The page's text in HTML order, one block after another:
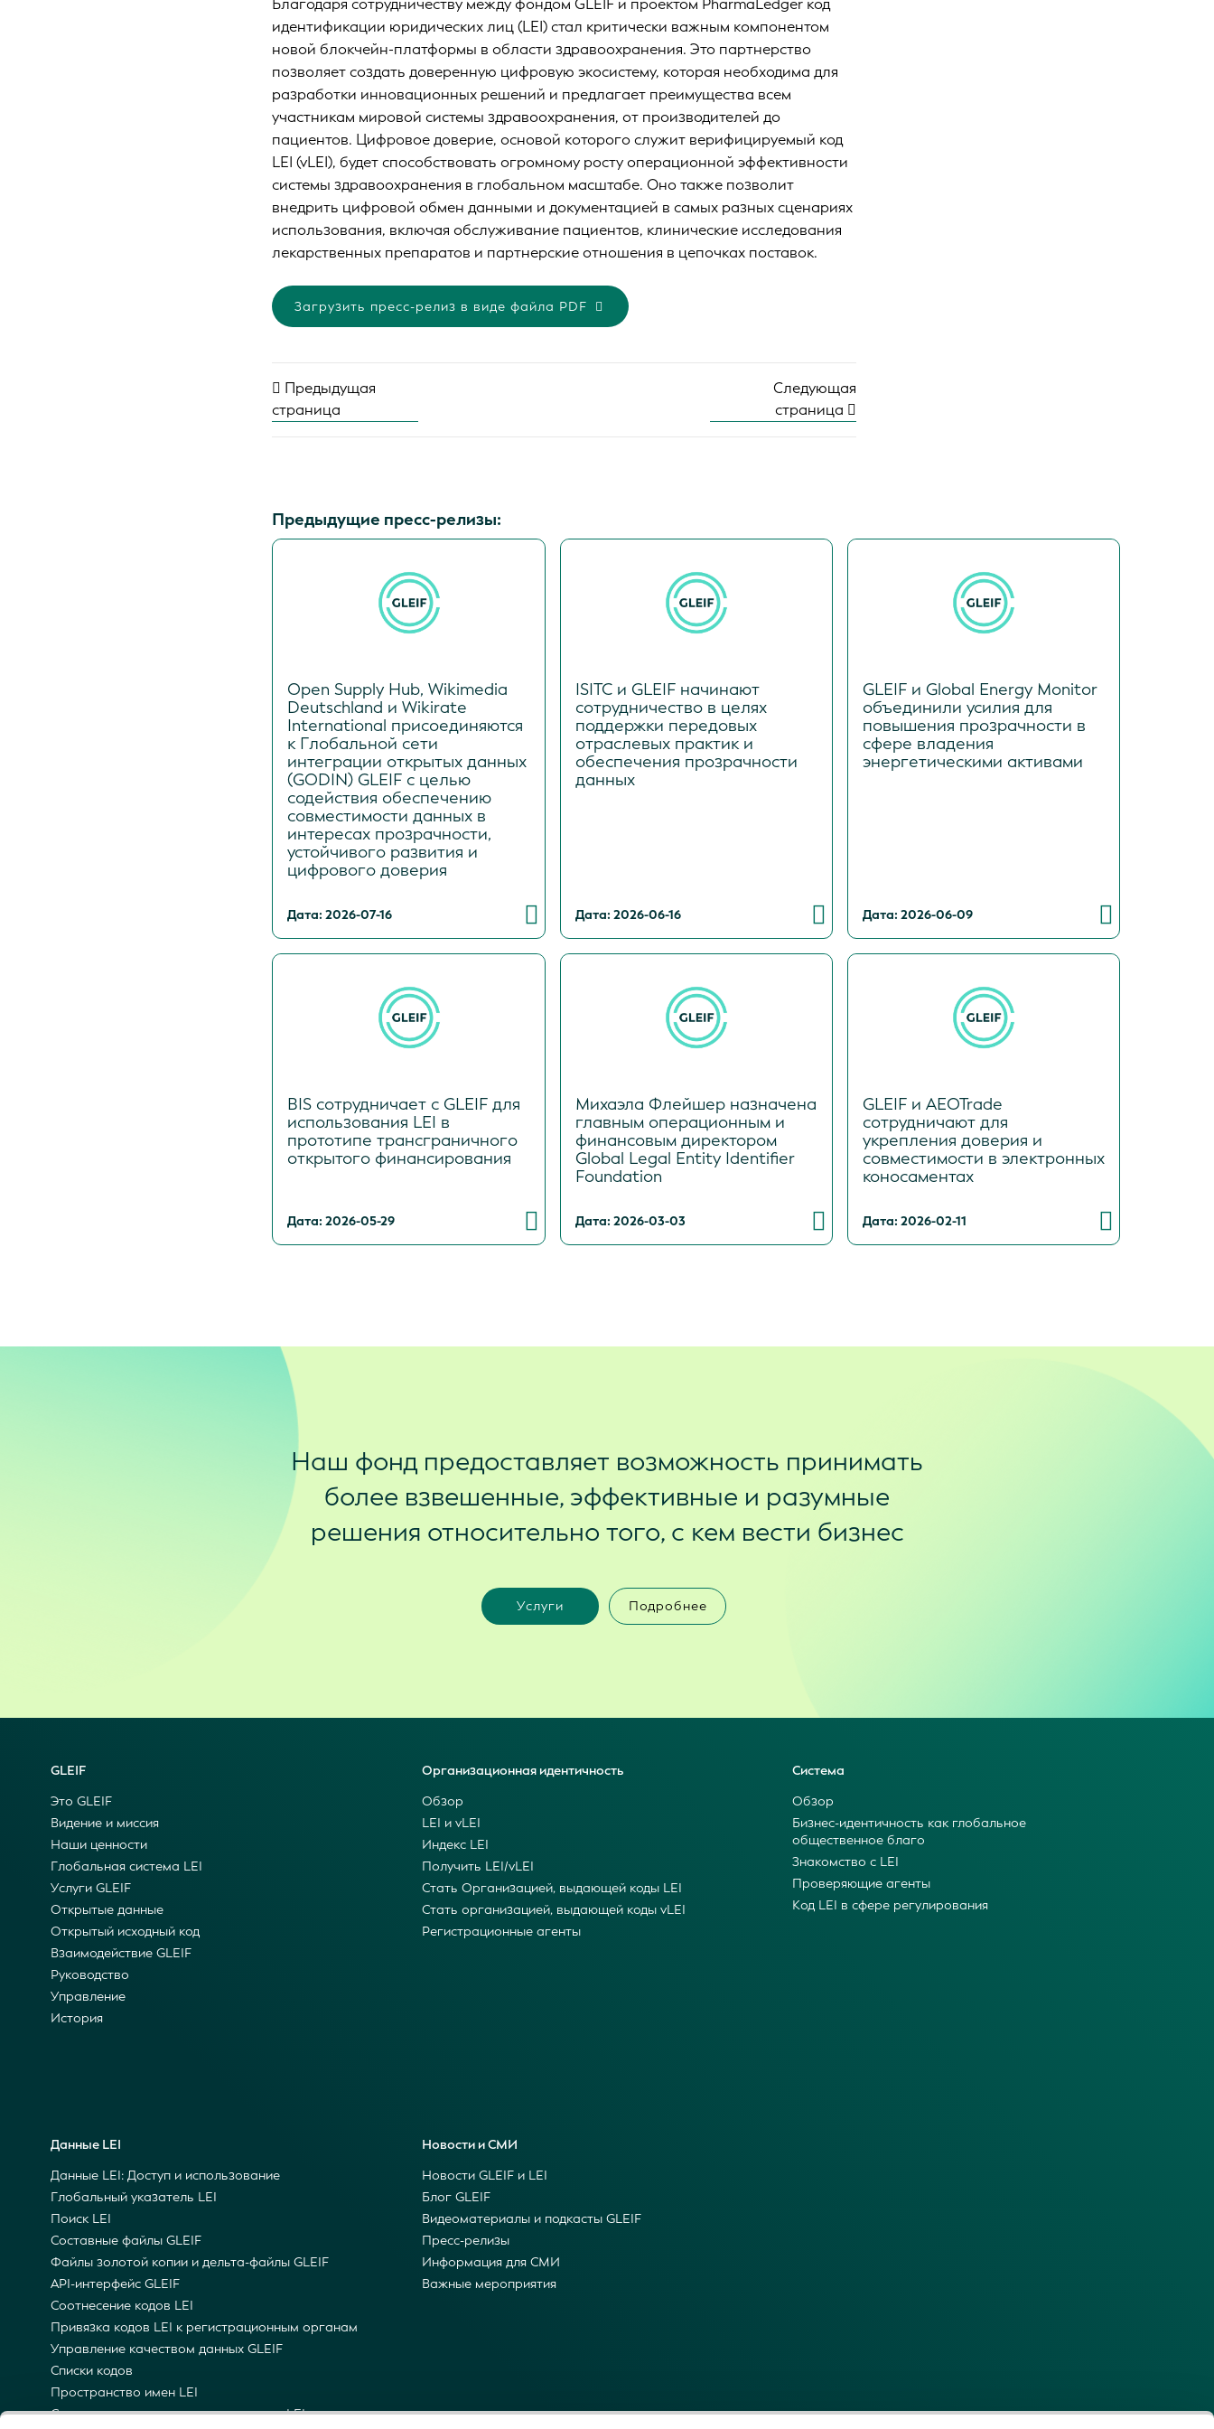
Благодаря сотрудничеству между фондом GLEIF и проектом PharmaLedger код
идентификации юридических лиц (LEI) стал критически важным компонентом
новой блокчейн-платформы в области здравоохранения. Это партнерство
позволяет создать доверенную цифровую экосистему, которая необходима для
разработки инновационных решений и предлагает преимущества всем
участникам мировой системы здравоохранения, от производителей до
пациентов. Цифровое доверие, основой которого служит верифицируемый код
LEI (vLEI), будет способствовать огромному росту операционной эффективности
системы здравоохранения в глобальном масштабе. Оно также позволит
внедрить цифровой обмен данными и документацией в самых разных сценариях
использования, включая обслуживание пациентов, клинические исследования
лекарственных препаратов и партнерские отношения в цепочках поставок.
Загрузить пресс-релиз в виде файла PDF
Предыдущая
страница
Следующая
страница
Предыдущие пресс-релизы:
Open Supply Hub, Wikimedia
Deutschland и Wikirate
International присоединяются
к Глобальной сети
интеграции открытых данных
(GODIN) GLEIF с целью
содействия обеспечению
совместимости данных в
интересах прозрачности,
устойчивого развития и
цифрового доверия
Дата: 2026-07-16
ISITC и GLEIF начинают
сотрудничество в целях
поддержки передовых
отраслевых практик и
обеспечения прозрачности
данных
Дата: 2026-06-16
GLEIF и Global Energy Monitor
объединили усилия для
повышения прозрачности в
сфере владения
энергетическими активами
Дата: 2026-06-09
BIS сотрудничает с GLEIF для
использования LEI в
прототипе трансграничного
открытого финансирования
Дата: 2026-05-29
Михаэла Флейшер назначена
главным операционным и
финансовым директором
Global Legal Entity Identifier
Foundation
Дата: 2026-03-03
GLEIF и AEOTrade
сотрудничают для
укрепления доверия и
совместимости в электронных
коносаментах
Дата: 2026-02-11
Наш фонд предоставляет возможность принимать
более взвешенные, эффективные и разумные
решения относительно того, с кем вести бизнес
Услуги Подробнее
GLEIF
Это GLEIF
Видение и миссия
Наши ценности
Глобальная система LEI
Услуги GLEIF
Открытые данные
Открытый исходный код
Взаимодействие GLEIF
Руководство
Управление
История
Организационная идентичность
Обзор
LEI и vLEI
Индекс LEI
Получить LEI/vLEI
Стать Организацией, выдающей коды LEI
Стать организацией, выдающей коды vLEI
Регистрационные агенты
Система
Обзор
Бизнес-идентичность как глобальное
общественное благо
Знакомство с LEI
Проверяющие агенты
Код LEI в сфере регулирования
Данные LEI
Данные LEI: Доступ и использование
Глобальный указатель LEI
Поиск LEI
Составные файлы GLEIF
Файлы золотой копии и дельта-файлы GLEIF
API-интерфейс GLEIF
Соотнесение кодов LEI
Привязка кодов LEI к регистрационным органам
Управление качеством данных GLEIF
Списки кодов
Пространство имен LEI
Семантическая репрезентация кодов LEI
Новости и СМИ
Новости GLEIF и LEI
Блог GLEIF
Видеоматериалы и подкасты GLEIF
Пресс-релизы
Информация для СМИ
Важные мероприятия